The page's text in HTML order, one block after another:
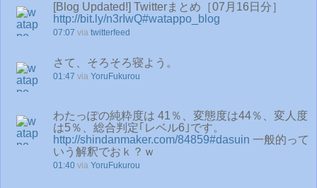
[Blog Updated!] Twitterまとめ［07月16日分］
http://bit.ly/n3rIwQ#watappo_blog
07:07 via twitterfeed
さて、そろそろ寝よう。
01:47 via YoruFukurou
わたっぽの純粋度は 41％、変態度は44％、変人度
は5％、総合判定｢レベル6｣です。
http://shindanmaker.com/84859#dasuin 一般的って
いう解釈でおｋ？ｗ
01:40 via YoruFukurou